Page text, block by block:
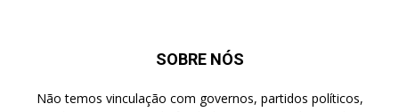
SOBRE NÓS
Não temos vinculação com governos, partidos políticos,